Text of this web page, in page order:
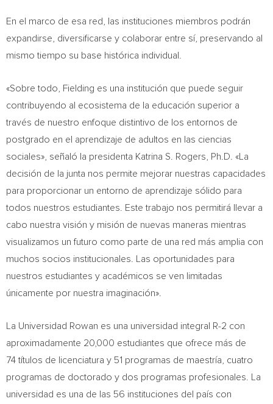
En el marco de esa red, las instituciones miembros podrán
expandirse, diversificarse y colaborar entre sí, preservando al
mismo tiempo su base histórica individual.
«Sobre todo, Fielding es una institución que puede seguir
contribuyendo al ecosistema de la educación superior a
través de nuestro enfoque distintivo de los entornos de
postgrado en el aprendizaje de adultos en las ciencias
sociales», señaló la presidenta Katrina S. Rogers, Ph.D. «La
decisión de la junta nos permite mejorar nuestras capacidades
para proporcionar un entorno de aprendizaje sólido para
todos nuestros estudiantes. Este trabajo nos permitirá llevar a
cabo nuestra visión y misión de nuevas maneras mientras
visualizamos un futuro como parte de una red más amplia con
muchos socios institucionales. Las oportunidades para
nuestros estudiantes y académicos se ven limitadas
únicamente por nuestra imaginación».
La Universidad Rowan es una universidad integral R-2 con
aproximadamente 20,000 estudiantes que ofrece más de
74 títulos de licenciatura y 51 programas de maestría, cuatro
programas de doctorado y dos programas profesionales. La
universidad es una de las 56 instituciones del país con